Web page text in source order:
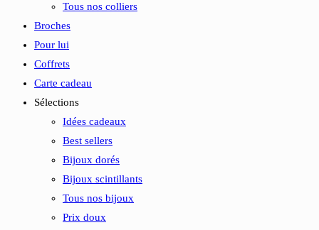
Tous nos colliers
Broches
Pour lui
Coffrets
Carte cadeau
Sélections
Idées cadeaux
Best sellers
Bijoux dorés
Bijoux scintillants
Tous nos bijoux
Prix doux